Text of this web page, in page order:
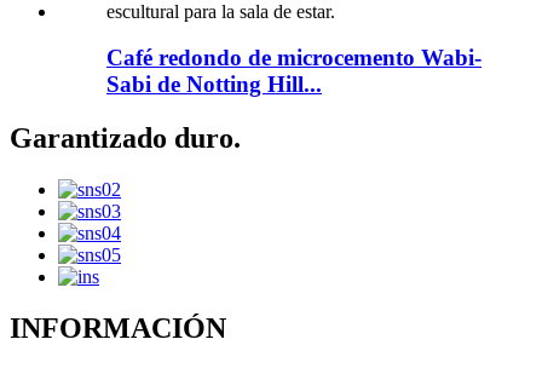
Café redondo de microcemento Wabi-
Sabi de Notting Hill...
Garantizado duro.
INFORMACIÓN